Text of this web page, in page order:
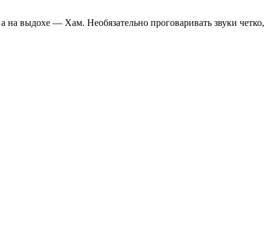
выдохе — Хам. Необязательно проговаривать звуки четко,